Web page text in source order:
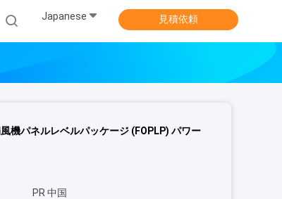
Japanese 見積依頼
機パネルレベルパッケージ (FOPLP) パワー
PR 中国